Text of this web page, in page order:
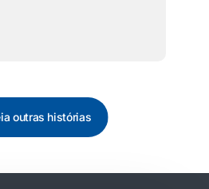
outras histórias